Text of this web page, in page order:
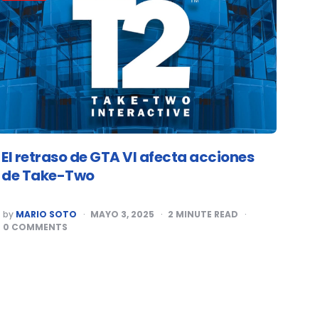
El retraso de GTA VI afecta acciones
de Take-Two
POSTED
BY
by MARIO SOTO MAYO 3, 2025 2 MINUTE READ
0 COMMENTS